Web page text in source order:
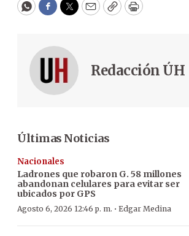
WhatsApp
Facebook
Twitter
EmailCopyPrint
Redacción ÚH
Últimas Noticias
Nacionales
Ladrones que robaron G. 58 millones
abandonan celulares para evitar ser
ubicados por GPS
Agosto 6, 2026 12:46 p. m. · Edgar Medina